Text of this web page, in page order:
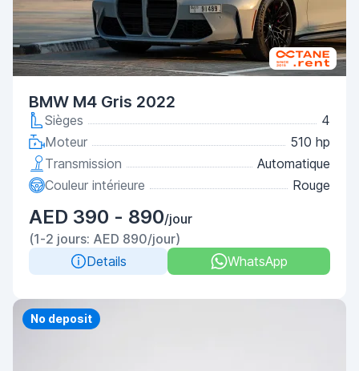
BMW M4 Gris 2022
Sièges
4
Moteur
510 hp
Transmission
Automatique
Couleur intérieure
Rouge
AED 390 - 890/jour
(1-2 jours: AED 890/jour)
Details
WhatsApp
Priority
No deposit